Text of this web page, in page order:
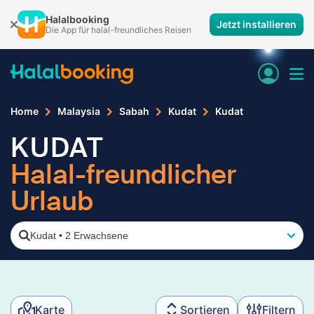
Halalbooking
Die App für halal-freundliches Reisen Jetzt installieren
Home Malaysia Sabah Kudat Kudat
KUDAT
Halal-freundlicher
Urlaub
Kudat • 2 Erwachsene
Karte Sortieren Filtern